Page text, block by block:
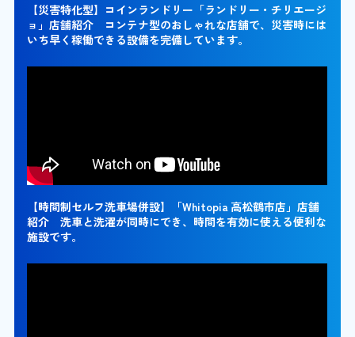
【災害特化型】コインランドリー「ランドリー・チリエージ
ョ」店舗紹介 コンテナ型のおしゃれな店舗で、災害時には
いち早く稼働できる設備を完備しています。
【時間制セルフ洗車場併設】「Whitopia 高松鶴市店」店舗
紹介 洗車と洗濯が同時にでき、時間を有効に使える便利な
施設です。